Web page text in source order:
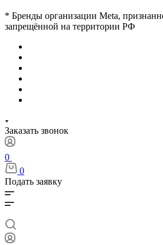
* Бренды организации Meta,
запрещённой на территории РФ
Заказать звонок
0
0
Подать заявку